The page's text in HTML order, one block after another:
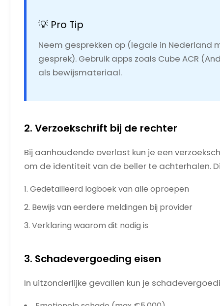
💡 Pro Tip
Neem gesprekken op (legale in Nederland
gesprek). Gebruik apps zoals Cube ACR
als bewijsmateriaal.
2. Verzoekschrift bij de rechter
Bij aanhoudende overlast kun je een
om de identiteit van de beller te achterhalen.
Gedetailleerd logboek van alle oproepen
Bewijs van eerdere meldingen bij provider
Verklaring waarom dit nodig is
3. Schadevergoeding eisen
In uitzonderlijke gevallen kun je